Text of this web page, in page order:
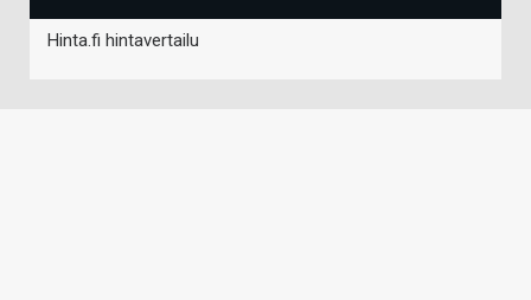
Hinta.fi hintavertailu